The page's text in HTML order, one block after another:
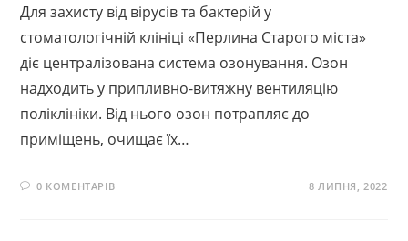
Для захисту від вірусів та бактерій у
стоматологічній клініці «Перлина Старого міста»
діє централізована система озонування. Озон
надходить у припливно-витяжну вентиляцію
поліклініки. Від нього озон потрапляє до
приміщень, очищає їх…
0 КОМЕНТАРІВ 8 ЛИПНЯ, 2022